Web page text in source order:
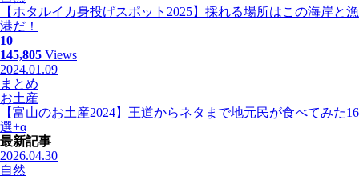
【ホタルイカ身投げスポット2025】採れる場所はこの海岸と漁
港だ！
10
145,805 Views
2024.01.09
まとめ
お土産
【富山のお土産2024】王道からネタまで地元民が食べてみた16
選+α
最新記事
2026.04.30
自然